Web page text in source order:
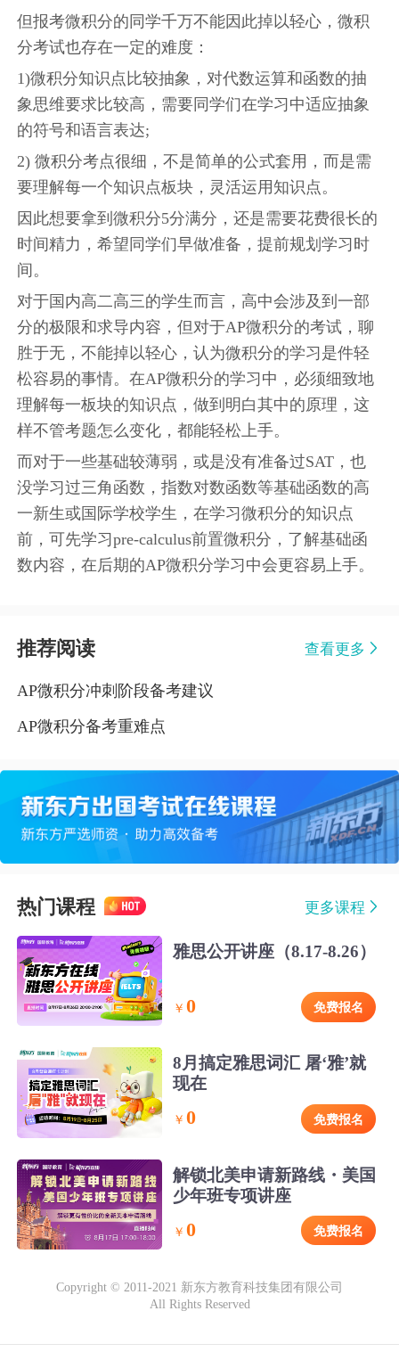
但报考微积分的同学千万不能因此掉以轻心，微积
分考试也存在一定的难度：
1)微积分知识点比较抽象，对代数运算和函数的抽
象思维要求比较高，需要同学们在学习中适应抽象
的符号和语言表达;
2) 微积分考点很细，不是简单的公式套用，而是需
要理解每一个知识点板块，灵活运用知识点。
因此想要拿到微积分5分满分，还是需要花费很长的
时间精力，希望同学们早做准备，提前规划学习时
间。
对于国内高二高三的学生而言，高中会涉及到一部
分的极限和求导内容，但对于AP微积分的考试，聊
胜于无，不能掉以轻心，认为微积分的学习是件轻
松容易的事情。在AP微积分的学习中，必须细致地
理解每一板块的知识点，做到明白其中的原理，这
样不管考题怎么变化，都能轻松上手。
而对于一些基础较薄弱，或是没有准备过SAT，也
没学习过三角函数，指数对数函数等基础函数的高
一新生或国际学校学生，在学习微积分的知识点
前，可先学习pre-calculus前置微积分，了解基础函
数内容，在后期的AP微积分学习中会更容易上手。
推荐阅读 查看更多
AP微积分冲刺阶段备考建议
AP微积分备考重难点
热门课程 更多课程
雅思公开讲座（8.17-8.26）
￥ 0 免费报名
8月搞定雅思词汇 屠‘雅’就
现在
￥ 0 免费报名
解锁北美申请新路线・美国
少年班专项讲座
￥ 0 免费报名
Copyright © 2011-2021 新东方教育科技集团有限公司
All Rights Reserved